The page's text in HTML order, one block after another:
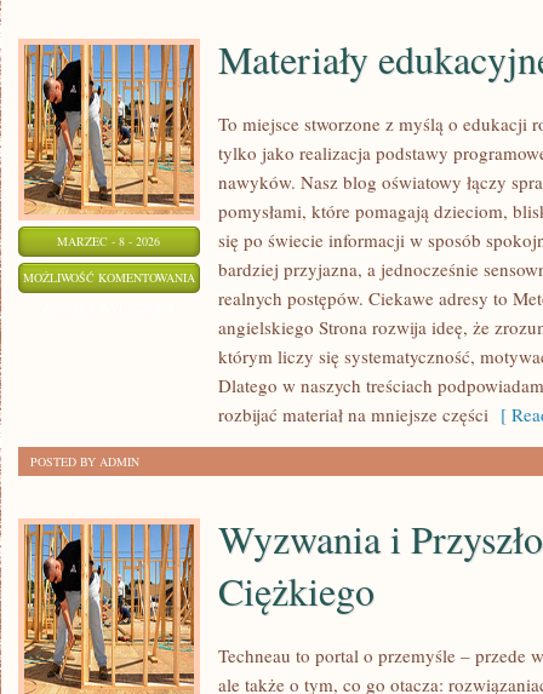
MARZEC - 8 - 2026
MOŻLIWOŚĆ KOMENTOWANIA MATERIAŁY
EDUKACYJNE
Materiały
To miejsce stworzone z myślą o edukacji
tylko jako realizacja podstawy
nawyków. Nasz blog oświatowy łączy
pomysłami, które pomagają dzieciom,
się po świecie informacji w sposób
bardziej przyjazna, a jednocześnie
realnych postępów. Ciekawe adresy to
angielskiego Strona rozwija ideę, że
którym liczy się systematyczność,
Dlatego w naszych treściach
rozbijać materiał na mniejsze części [
POSTED BY ADMIN
Wyzwania i
Ciężkiego
Techneau to portal o przemyśle – przede
ale także o tym, co go otacza: